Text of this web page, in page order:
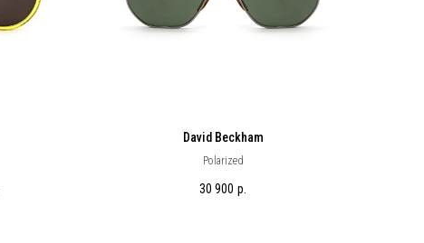
David Beckham
Polarized
30 900 р.